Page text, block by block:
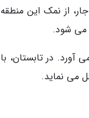
از نمک این منطقه
می شود.
در تابستان، با
می نماید.